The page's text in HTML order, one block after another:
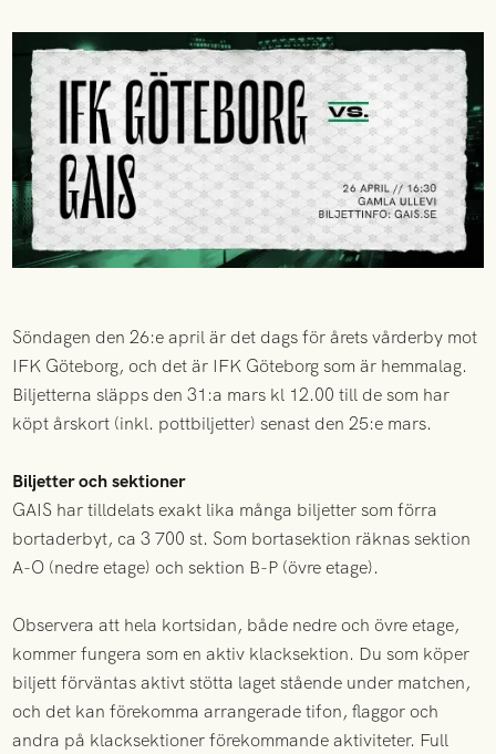
Söndagen den 26:e april är det dags för årets vårderby mot
IFK Göteborg, och det är IFK Göteborg som är hemmalag.
Biljetterna släpps den 31:a mars kl 12.00 till de som har
köpt årskort (inkl. pottbiljetter) senast den 25:e mars.
Biljetter och sektioner
GAIS har tilldelats exakt lika många biljetter som förra
bortaderbyt, ca 3 700 st. Som bortasektion räknas sektion
A-O (nedre etage) och sektion B-P (övre etage).
Observera att hela kortsidan, både nedre och övre etage,
kommer fungera som en aktiv klacksektion. Du som köper
biljett förväntas aktivt stötta laget stående under matchen,
och det kan förekomma arrangerade tifon, flaggor och
andra på klacksektioner förekommande aktiviteter. Full